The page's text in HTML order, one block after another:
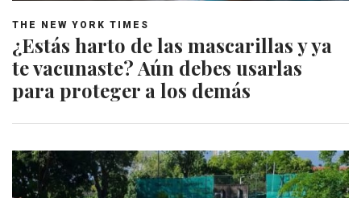
THE NEW YORK TIMES
¿Estás harto de las mascarillas y ya
te vacunaste? Aún debes usarlas
para proteger a los demás